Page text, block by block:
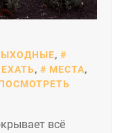
,
, МЕСТА,
всё